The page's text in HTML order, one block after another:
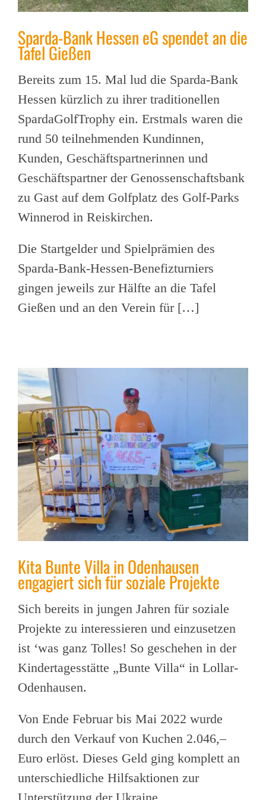
Sparda-Bank Hessen eG spendet an die
Tafel Gießen
Bereits zum 15. Mal lud die Sparda-Bank
Hessen kürzlich zu ihrer traditionellen
SpardaGolfTrophy ein. Erstmals waren die
rund 50 teilnehmenden Kundinnen,
Kunden, Geschäftspartnerinnen und
Geschäftspartner der Genossenschaftsbank
zu Gast auf dem Golfplatz des Golf-Parks
Winnerod in Reiskirchen.
Die Startgelder und Spielprämien des
Sparda-Bank-Hessen-Benefizturniers
gingen jeweils zur Hälfte an die Tafel
Gießen und an den Verein für […]
Kita Bunte Villa in Odenhausen
engagiert sich für soziale Projekte
Sich bereits in jungen Jahren für soziale
Projekte zu interessieren und einzusetzen
ist ‘was ganz Tolles! So geschehen in der
Kindertagesstätte „Bunte Villa“ in Lollar-
Odenhausen.
Von Ende Februar bis Mai 2022 wurde
durch den Verkauf von Kuchen 2.046,–
Euro erlöst. Dieses Geld ging komplett an
unterschiedliche Hilfsaktionen zur